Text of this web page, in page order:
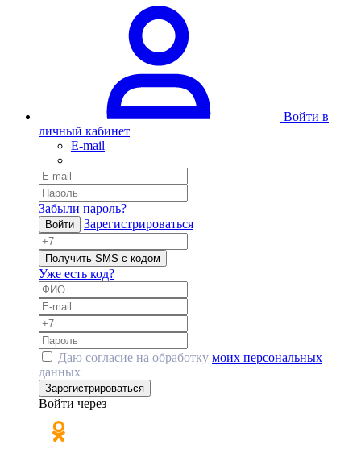
Войти в
личный кабинет
E-mail
Забыли пароль?
Войти Зарегистрироваться
Получить SMS с кодом
Уже есть код?
Даю согласие на обработку моих персональных
данных
Зарегистрироваться
Войти через